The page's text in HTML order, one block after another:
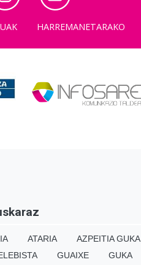
HARREMANETARAKO
ATARIA AZPEITIA GUKA
GUAIXE GUKA